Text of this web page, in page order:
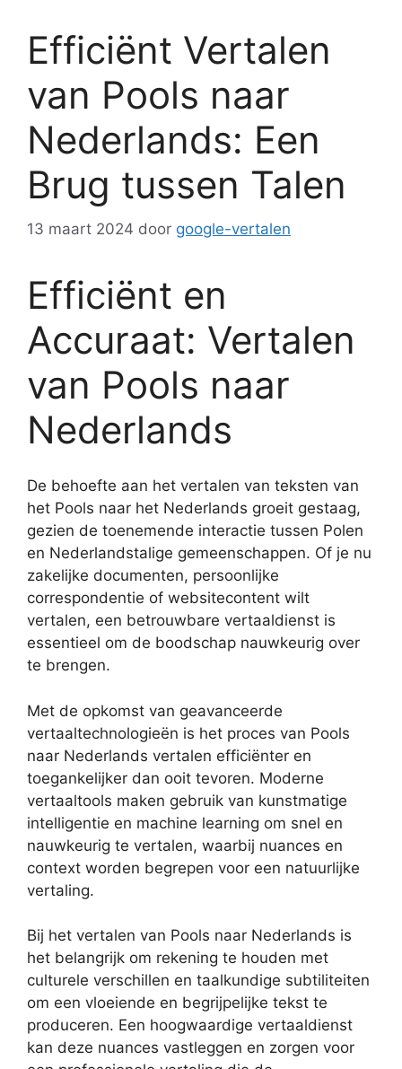
Efficiënt Vertalen
van Pools naar
Nederlands: Een
Brug tussen Talen
13 maart 2024 door google-vertalen
Efficiënt en
Accuraat: Vertalen
van Pools naar
Nederlands
De behoefte aan het vertalen van teksten van
het Pools naar het Nederlands groeit gestaag,
gezien de toenemende interactie tussen Polen
en Nederlandstalige gemeenschappen. Of je nu
zakelijke documenten, persoonlijke
correspondentie of websitecontent wilt
vertalen, een betrouwbare vertaaldienst is
essentieel om de boodschap nauwkeurig over
te brengen.
Met de opkomst van geavanceerde
vertaaltechnologieën is het proces van Pools
naar Nederlands vertalen efficiënter en
toegankelijker dan ooit tevoren. Moderne
vertaaltools maken gebruik van kunstmatige
intelligentie en machine learning om snel en
nauwkeurig te vertalen, waarbij nuances en
context worden begrepen voor een natuurlijke
vertaling.
Bij het vertalen van Pools naar Nederlands is
het belangrijk om rekening te houden met
culturele verschillen en taalkundige subtiliteiten
om een vloeiende en begrijpelijke tekst te
produceren. Een hoogwaardige vertaaldienst
kan deze nuances vastleggen en zorgen voor